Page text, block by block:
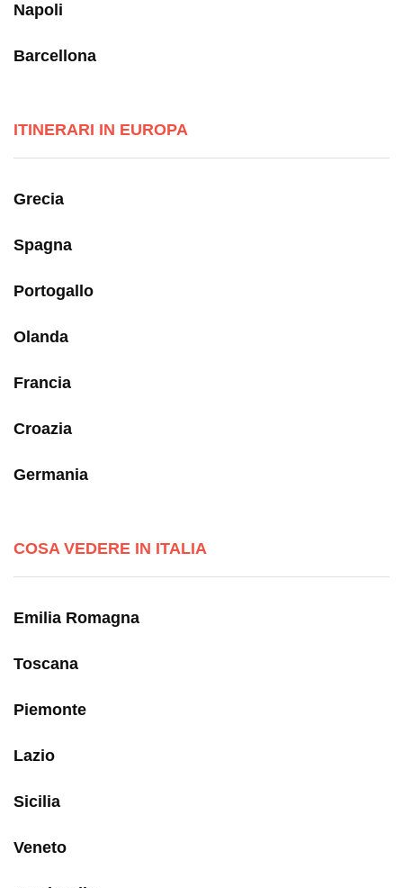
Napoli
Barcellona
ITINERARI IN EUROPA
Grecia
Spagna
Portogallo
Olanda
Francia
Croazia
Germania
COSA VEDERE IN ITALIA
Emilia Romagna
Toscana
Piemonte
Lazio
Sicilia
Veneto